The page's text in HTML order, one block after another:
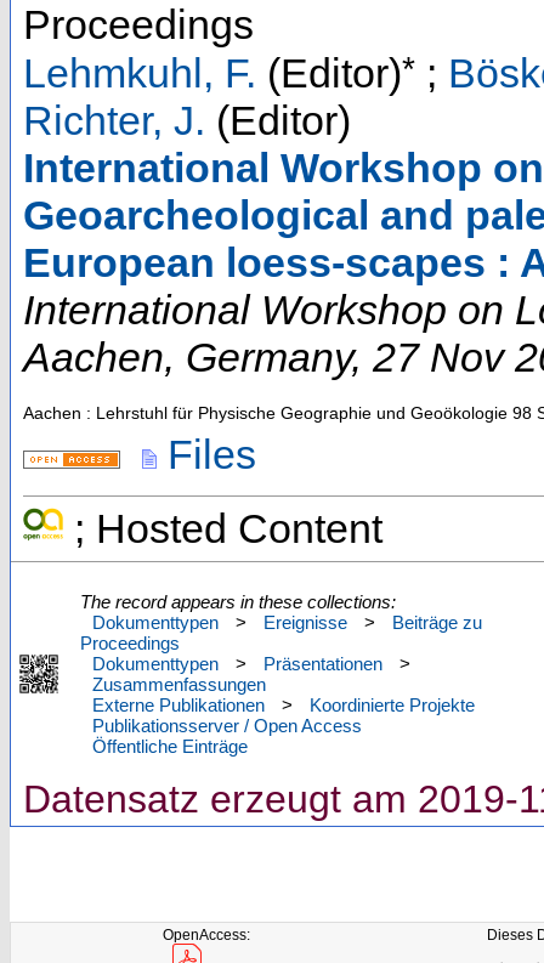
Proceedings
Lehmkuhl, F. (Editor)* ;
Richter, J. (Editor)
International Workshop
Geoarcheological and
European loess-scapes :
International Workshop on
Aachen, Germany, 27 Nov
Aachen : Lehrstuhl für Physische Geographie und Geoökologie 98
Files
; Hosted Content
The record appears in these collections:
Dokumenttypen
> Ereignisse >
Beiträge zu
Proceedings
Dokumenttypen
> Präsentationen
>
Zusammenfassungen
Externe Publikationen
>
Koordinierte Projekte
Publikationsserver / Open Access
Öffentliche Einträge
Datensatz erzeugt am 2019-
OpenAccess: Dieses